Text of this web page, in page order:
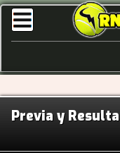
Previa y